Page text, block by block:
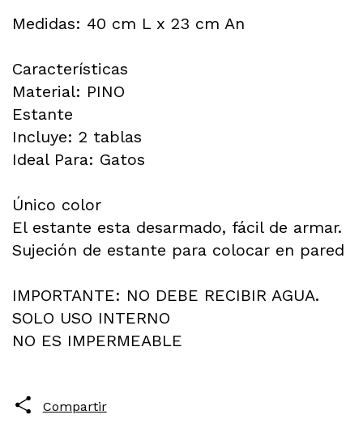
Medidas: 40 cm L x 23 cm An
Características
Material: PINO
Estante
Incluye: 2 tablas
Ideal Para: Gatos
Único color
El estante esta desarmado, fácil de armar.
Sujeción de estante para colocar en pared
IMPORTANTE: NO DEBE RECIBIR AGUA.
SOLO USO INTERNO
NO ES IMPERMEABLE
Compartir